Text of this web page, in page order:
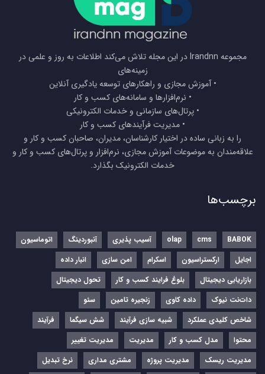
مجموعه Irandnn در این مجله تلاش می‌کند اطلاعات به روز و علمی در
زمینه‌های
• آموزش مجازی و راهکارهای توسعه یادگیری آنلاین
• نرم‌افزارها و سامانه‌های کسب و کار
• پرتال‌های سازمانی و خدمات الکترونیکی
• مدیریت فرآیندهای کسب و کار
را به زبانی ساده در اختیار کارشناسان، مدیران، صاحبان کسب و کار و
علاقه‌مندان به موضوعات آموزش مجازی، نرم‌افزار و پرتال‌های کسب و کار و
خدمات الکترونیک بگذارد.
برچسب‌ها
BABOK
cms
olap آسیب پذیری آنبوردینگ
اتوماسیون
اجایل
ارکستراسیون اسکرام امن سازی
انبار داده
بازاریابی دیجیتال
بلوغ فرایند کسب و کار
تحول دیجیتال
دات‌نت نیوک
داده کاوی زنجیره تامین
سئو
شاخص کلیدی عملکرد
شبیه سازی فرآیند شش سیگما
فرآیند
محتوا
مدل کسب و کار مدیریت
مدیریت تغییر
مدیریت ریسک
مدیریت پروژه مشتری مداری
نرخ تبدیل